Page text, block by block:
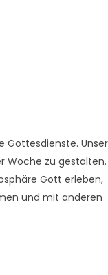
Gottesdienste. Unser
Woche zu gestalten.
Gott erleben,
und mit anderen